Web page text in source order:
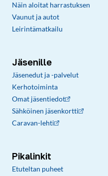
Näin aloitat harrastuksen
Vaunut ja autot
Leirintämatkailu
Jäsenille
Jäsenedut ja -palvelut
Kerhotoiminta
Omat jäsentiedot
Sähköinen jäsenkortti
Caravan-lehti
Pikalinkit
Etuteltan puheet